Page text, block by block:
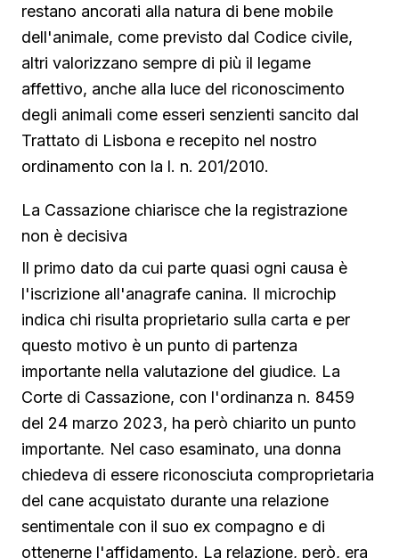
restano ancorati alla natura di bene mobile
dell'animale, come previsto dal Codice civile,
altri valorizzano sempre di più il legame
affettivo, anche alla luce del riconoscimento
degli animali come esseri senzienti sancito dal
Trattato di Lisbona e recepito nel nostro
ordinamento con la l. n. 201/2010.
La Cassazione chiarisce che la registrazione
non è decisiva
Il primo dato da cui parte quasi ogni causa è
l'iscrizione all'anagrafe canina. Il microchip
indica chi risulta proprietario sulla carta e per
questo motivo è un punto di partenza
importante nella valutazione del giudice. La
Corte di Cassazione, con l'ordinanza n. 8459
del 24 marzo 2023, ha però chiarito un punto
importante. Nel caso esaminato, una donna
chiedeva di essere riconosciuta comproprietaria
del cane acquistato durante una relazione
sentimentale con il suo ex compagno e di
ottenerne l'affidamento. La relazione, però, era